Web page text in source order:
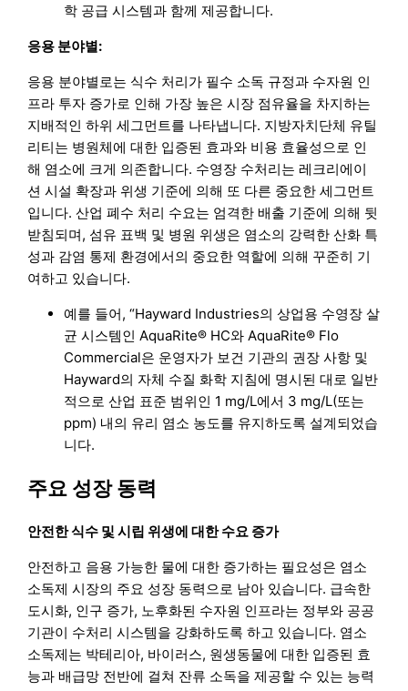
학 공급 시스템과 함께 제공합니다.
응용 분야별:
응용 분야별로는 식수 처리가 필수 소독 규정과 수자원 인
프라 투자 증가로 인해 가장 높은 시장 점유율을 차지하는
지배적인 하위 세그먼트를 나타냅니다. 지방자치단체 유틸
리티는 병원체에 대한 입증된 효과와 비용 효율성으로 인
해 염소에 크게 의존합니다. 수영장 수처리는 레크리에이
션 시설 확장과 위생 기준에 의해 또 다른 중요한 세그먼트
입니다. 산업 폐수 처리 수요는 엄격한 배출 기준에 의해 뒷
받침되며, 섬유 표백 및 병원 위생은 염소의 강력한 산화 특
성과 감염 통제 환경에서의 중요한 역할에 의해 꾸준히 기
여하고 있습니다.
예를 들어, “Hayward Industries의 상업용 수영장 살
균 시스템인 AquaRite® HC와 AquaRite® Flo
Commercial은 운영자가 보건 기관의 권장 사항 및
Hayward의 자체 수질 화학 지침에 명시된 대로 일반
적으로 산업 표준 범위인 1 mg/L에서 3 mg/L(또는
ppm) 내의 유리 염소 농도를 유지하도록 설계되었습
니다.
주요 성장 동력
안전한 식수 및 시립 위생에 대한 수요 증가
안전하고 음용 가능한 물에 대한 증가하는 필요성은 염소
소독제 시장의 주요 성장 동력으로 남아 있습니다. 급속한
도시화, 인구 증가, 노후화된 수자원 인프라는 정부와 공공
기관이 수처리 시스템을 강화하도록 하고 있습니다. 염소
소독제는 박테리아, 바이러스, 원생동물에 대한 입증된 효
능과 배급망 전반에 걸쳐 잔류 소독을 제공할 수 있는 능력